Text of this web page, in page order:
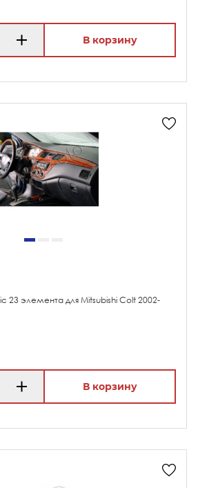
В корзину
23 элемента для Mitsubishi Colt 2002-
В корзину